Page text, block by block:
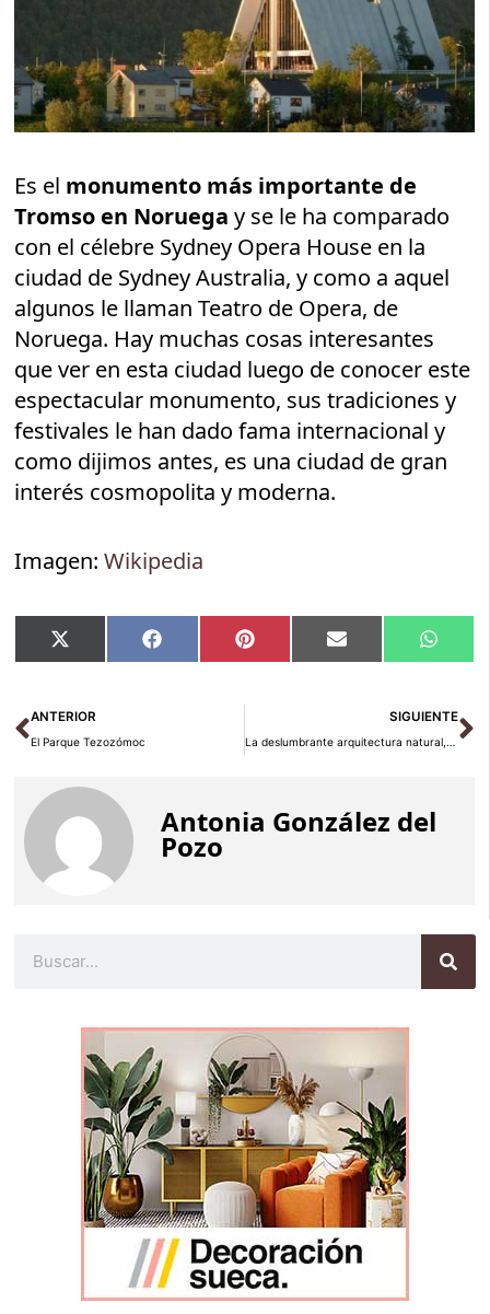
Es el monumento más importante de
Tromso en Noruega y se le ha comparado
con el célebre Sydney Opera House en la
ciudad de Sydney Australia, y como a aquel
algunos le llaman Teatro de Opera, de
Noruega. Hay muchas cosas interesantes
que ver en esta ciudad luego de conocer este
espectacular monumento, sus tradiciones y
festivales le han dado fama internacional y
como dijimos antes, es una ciudad de gran
interés cosmopolita y moderna.
Imagen:Wikipedia
Compartir
en
X
(Twitter)
Compartir
en
Facebook Compartir
en
Pinterest Compartir
en
Email
en
Ant
ANTERIOR
El Parque Tezozómoc
SIGUIENTE
La deslumbrante arquitectura natural, cuevas de Postojna
Antonia González del
Pozo